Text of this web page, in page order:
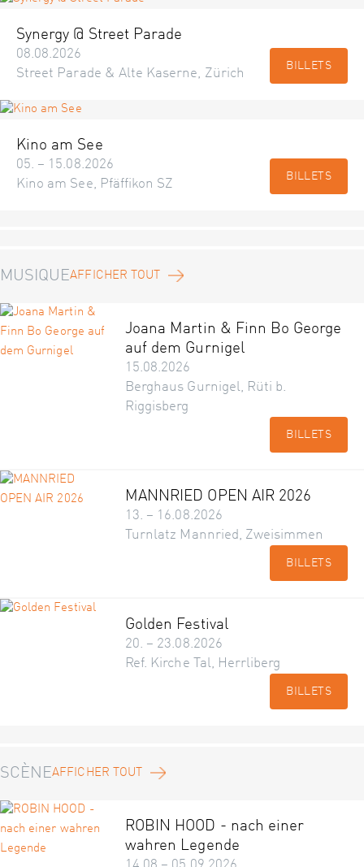
Synergy @ Street Parade
08.08.2026
Street Parade & Alte Kaserne, Zürich
BILLETS
Kino am See
05. – 15.08.2026
Kino am See, Pfäffikon SZ
BILLETS
MUSIQUEAFFICHER TOUT
Joana Martin & Finn Bo George
auf dem Gurnigel
15.08.2026
Berghaus Gurnigel, Rüti b.
Riggisberg
BILLETS
MANNRIED OPEN AIR 2026
13. – 16.08.2026
Turnlatz Mannried, Zweisimmen
BILLETS
Golden Festival
20. – 23.08.2026
Ref. Kirche Tal, Herrliberg
BILLETS
SCÈNEAFFICHER TOUT
ROBIN HOOD - nach einer
wahren Legende